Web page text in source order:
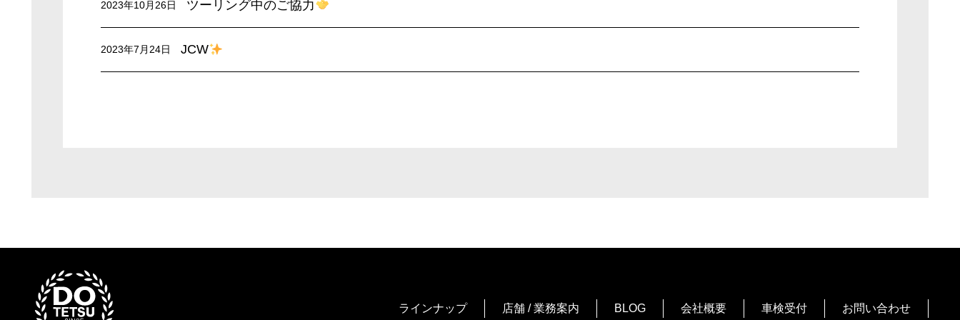
2023年10月26日 ツーリング中のご協力
2023年7月24日 JCW
ラインナップ 店舗 / 業務案内 BLOG 会社概要 車検受付 お問い合わせ